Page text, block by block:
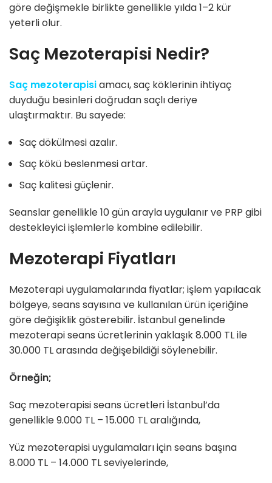
göre değişmekle birlikte genellikle yılda 1–2 kür
yeterli olur.
Saç Mezoterapisi Nedir?
Saç mezoterapisiamacı, saç köklerinin ihtiyaç
duyduğu besinleri doğrudan saçlı deriye
ulaştırmaktır. Bu sayede:
Saç dökülmesi azalır.
Saç kökü beslenmesi artar.
Saç kalitesi güçlenir.
Seanslar genellikle 10 gün arayla uygulanır ve PRP gibi
destekleyici işlemlerle kombine edilebilir.
Mezoterapi Fiyatları
Mezoterapi uygulamalarında fiyatlar; işlem yapılacak
bölgeye, seans sayısına ve kullanılan ürün içeriğine
göre değişiklik gösterebilir. İstanbul genelinde
mezoterapi seans ücretlerinin yaklaşık 8.000 TL ile
30.000 TL arasında değişebildiği söylenebilir.
Örneğin;
Saç mezoterapisi seans ücretleri İstanbul’da
genellikle 9.000 TL – 15.000 TL aralığında,
Yüz mezoterapisi uygulamaları için seans başına
8.000 TL – 14.000 TL seviyelerinde,